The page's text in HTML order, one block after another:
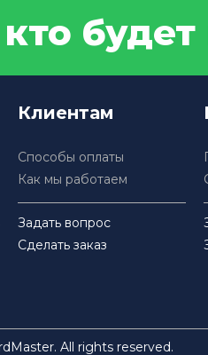
Клиентам
Способы оплаты
Как мы работаем
Задать вопрос
Сделать заказ
All rights reserved.